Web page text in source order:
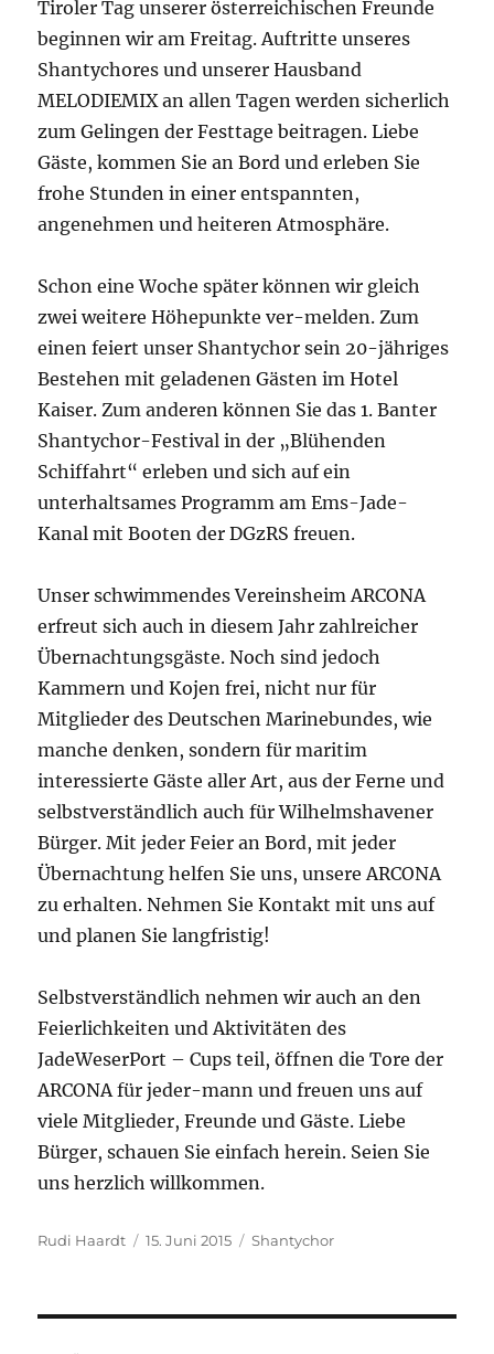
Tiroler Tag unserer österreichischen Freunde
beginnen wir am Freitag. Auftritte unseres
Shantychores und unserer Hausband
MELODIEMIX an allen Tagen werden sicherlich
zum Gelingen der Festtage beitragen. Liebe
Gäste, kommen Sie an Bord und erleben Sie
frohe Stunden in einer entspannten,
angenehmen und heiteren Atmosphäre.
Schon eine Woche später können wir gleich
zwei weitere Höhepunkte ver-melden. Zum
einen feiert unser Shantychor sein 20-jähriges
Bestehen mit geladenen Gästen im Hotel
Kaiser. Zum anderen können Sie das 1. Banter
Shantychor-Festival in der „Blühenden
Schiffahrt“ erleben und sich auf ein
unterhaltsames Programm am Ems-Jade-
Kanal mit Booten der DGzRS freuen.
Unser schwimmendes Vereinsheim ARCONA
erfreut sich auch in diesem Jahr zahlreicher
Übernachtungsgäste. Noch sind jedoch
Kammern und Kojen frei, nicht nur für
Mitglieder des Deutschen Marinebundes, wie
manche denken, sondern für maritim
interessierte Gäste aller Art, aus der Ferne und
selbstverständlich auch für Wilhelmshavener
Bürger. Mit jeder Feier an Bord, mit jeder
Übernachtung helfen Sie uns, unsere ARCONA
zu erhalten. Nehmen Sie Kontakt mit uns auf
und planen Sie langfristig!
Selbstverständlich nehmen wir auch an den
Feierlichkeiten und Aktivitäten des
JadeWeserPort – Cups teil, öffnen die Tore der
ARCONA für jeder-mann und freuen uns auf
viele Mitglieder, Freunde und Gäste. Liebe
Bürger, schauen Sie einfach herein. Seien Sie
uns herzlich willkommen.
Autor
Rudi Haardt
Veröffentlicht
15. Juni 2015 Kategorien
Shantychor